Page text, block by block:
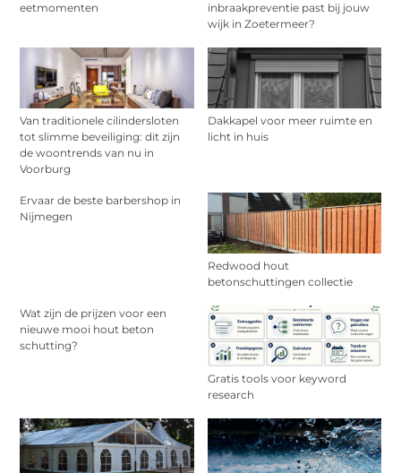
eetmomenten
inbraakpreventie past bij jouw
wijk in Zoetermeer?
Van traditionele cilindersloten
tot slimme beveiliging: dit zijn
de woontrends van nu in
Voorburg
Dakkapel voor meer ruimte en
licht in huis
Ervaar de beste barbershop in
Nijmegen
Redwood hout
betonschuttingen collectie
Wat zijn de prijzen voor een
nieuwe mooi hout beton
schutting?
Gratis tools voor keyword
research